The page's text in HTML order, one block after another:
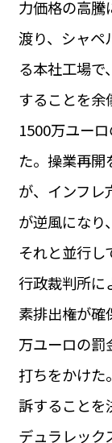
BUSINESS
ビジネス・キャ
フランス生活
TAG
タグ
#トゥールーズ
#パリ
#お土産
#フランス郵便情
#カルカッソン
#フランス生活
#アルザス地方
#歴史
#お菓子
力価格の高騰
渡り、シャペ
る本社工場
することを余
1500万ユー
た。操業再開
が、インフレ
が逆風になり
それと並行し
行政裁判所に
素排出権が確
万ユーロの罰
打ちをかけた
訴することを
デュラレック